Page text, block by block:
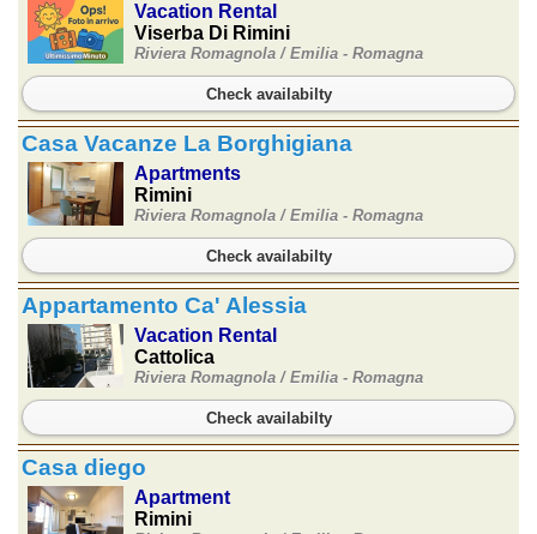
Vacation Rental
Viserba Di Rimini
Riviera Romagnola / Emilia - Romagna
Check availabilty
Casa Vacanze La Borghigiana
Apartments
Rimini
Riviera Romagnola / Emilia - Romagna
Check availabilty
Appartamento Ca' Alessia
Vacation Rental
Cattolica
Riviera Romagnola / Emilia - Romagna
Check availabilty
Casa diego
Apartment
Rimini